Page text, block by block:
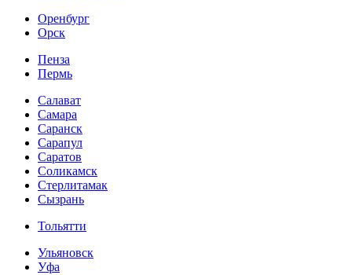
Оренбург
Орск
Пенза
Пермь
Салават
Самара
Саранск
Сарапул
Саратов
Соликамск
Стерлитамак
Сызрань
Тольятти
Ульяновск
Уфа